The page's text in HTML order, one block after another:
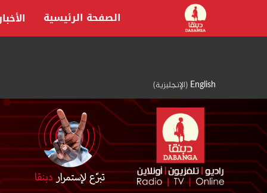
content
English
(الإنجليزية)
الصفحة الرئيسية